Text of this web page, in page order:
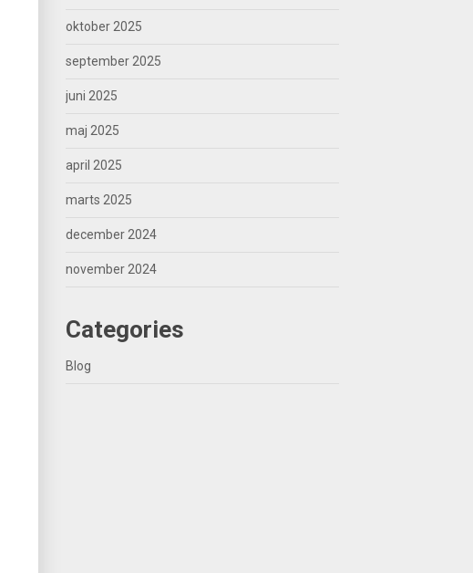
oktober 2025
september 2025
juni 2025
maj 2025
april 2025
marts 2025
december 2024
november 2024
Categories
Blog